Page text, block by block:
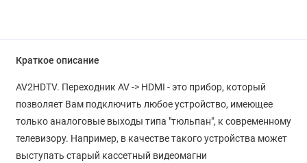
Краткое описание
AV2HDTV. Переходник AV -> HDMI - это прибор, который
позволяет Вам подключить любое устройство, имеющее
только аналоговые выходы типа "тюльпан", к современному
телевизору. Например, в качестве такого устройства может
выступать старый кассетный видеомагни